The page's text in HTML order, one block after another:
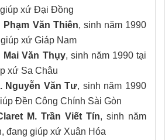
xứ Đại Đồng
Văn Thiên, sinh năm 1990
xứ Giáp Nam
Mai Văn Thụy, sinh năm 1990 tại
xứ Sa Châu
Nguyễn Văn Tư, sinh năm 1990
Đền Công Chính Sài Gòn
M. Trần Viết Tín, sinh năm
đang giúp xứ Xuân Hóa